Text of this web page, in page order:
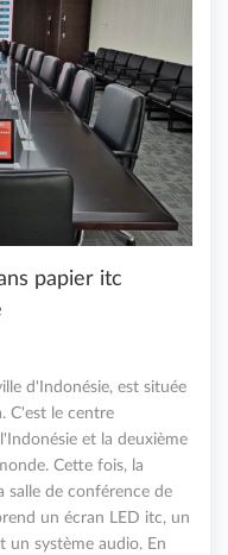
papier itc
d'Indonésie, est située
C'est le centre
et la deuxième
Cette fois, la
salle de conférence de
un écran LED itc, un
un système audio. En